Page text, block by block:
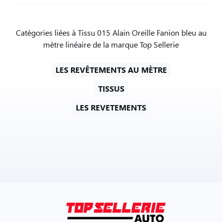
Catégories liées à Tissu 015 Alain Oreille Fanion bleu au
mètre linéaire de la marque Top Sellerie
LES REVÊTEMENTS AU MÈTRE
TISSUS
LES REVETEMENTS